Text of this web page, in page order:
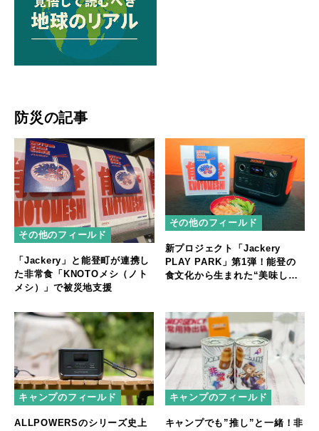
防災の記事
その他のフィールド
「Jackery」と能登町が連携し
た非常食「KNOTOメシ（ノト
メシ）」で被災地支援
その他のフィールド
新プロジェクト「Jackery
PLAY PARK」第1弾！能登の
食文化から生まれた“美味しい
キャンプのフィールド
ALLPOWERSのシリーズ史上
キャンプのフィールド
キャンプでも”推し”と一緒！非